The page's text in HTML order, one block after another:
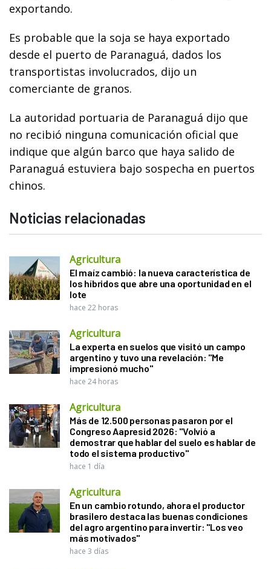
exportando.
Es probable que la soja se haya exportado
desde el puerto de Paranaguá, dados los
transportistas involucrados, dijo un
comerciante de granos.
La autoridad portuaria de Paranaguá dijo que
no recibió ninguna comunicación oficial que
indique que algún barco que haya salido de
Paranaguá estuviera bajo sospecha en puertos
chinos.
Noticias relacionadas
Agricultura
El maíz cambió: la nueva característica de
los híbridos que abre una oportunidad en el
lote
hace 22 horas
Agricultura
La experta en suelos que visitó un campo
argentino y tuvo una revelación: "Me
impresionó mucho"
hace 24 horas
Agricultura
Más de 12.500 personas pasaron por el
Congreso Aapresid 2026: "Volvió a
demostrar que hablar del suelo es hablar de
todo el sistema productivo"
hace 1 día
Agricultura
En un cambio rotundo, ahora el productor
brasilero destaca las buenas condiciones
del agro argentino para invertir: "Los veo
más motivados"
hace 3 días